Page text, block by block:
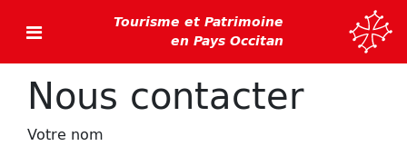
Tourisme et Patrimoine
en Pays Occitan
Nous contacter
Votre nom